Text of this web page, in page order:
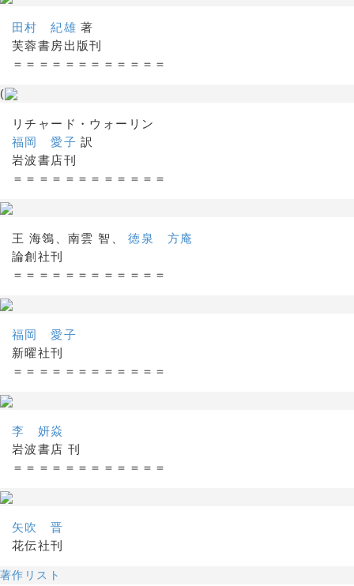
田村 紀雄 著
芙蓉書房出版刊
＝＝＝＝＝＝＝＝＝＝＝＝
(
リチャード・ウォーリン
福岡 愛子 訳
岩波書店刊
＝＝＝＝＝＝＝＝＝＝＝＝
王 海鴒、南雲 智、徳泉 方庵
論創社刊
＝＝＝＝＝＝＝＝＝＝＝＝
福岡 愛子
新曜社刊
＝＝＝＝＝＝＝＝＝＝＝＝
李 妍焱
岩波書店 刊
＝＝＝＝＝＝＝＝＝＝＝＝
矢吹 晋
花伝社刊
著作リスト